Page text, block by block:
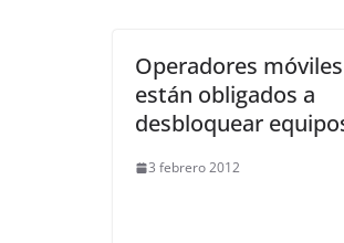
Operadores móviles
están obligados a
desbloquear
3 febrero 2012